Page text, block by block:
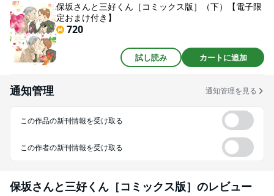
保坂さんと三好くん［コミックス版］（下）【電子限
定おまけ付き】
720
試し読み カートに追加
通知管理 通知管理を見る
この作品の新刊情報を受け取る
この作者の新刊情報を受け取る
保坂さんと三好くん［コミックス版］ のレビュー